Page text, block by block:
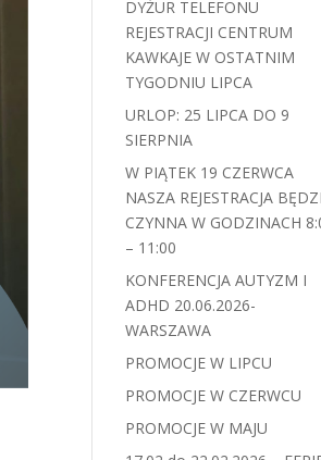
DYŻUR TELEFONU
REJESTRACJI CENTRUM
KAWKAJE W OSTATNIM
TYGODNIU LIPCA
URLOP: 25 LIPCA DO 9
SIERPNIA
W PIĄTEK 19 CZERWCA
NASZA REJESTRACJA
CZYNNA W GODZINACH
– 11:00
KONFERENCJA AUTYZM I
ADHD 20.06.2026-
WARSZAWA
PROMOCJE W LIPCU
PROMOCJE W CZERWCU
PROMOCJE W MAJU